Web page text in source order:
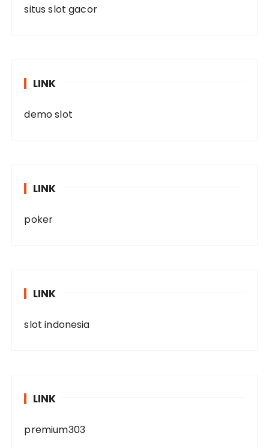
situs slot gacor
LINK
demo slot
LINK
poker
LINK
slot indonesia
LINK
premium303